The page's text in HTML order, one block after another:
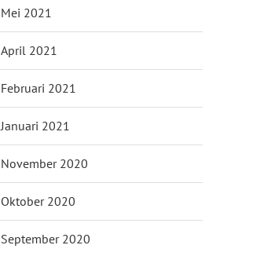
Mei 2021
April 2021
Februari 2021
Januari 2021
November 2020
Oktober 2020
September 2020